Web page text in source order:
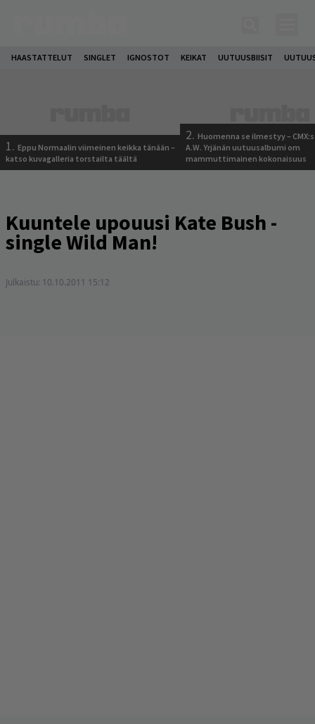
HAASTATTELUT SINGLET IGNOSTOT KEIKAT UUTUUSBIISIT
1. Eppu Normaalin viimeinen keikka tänään –
katso kuvagalleria torstailta täältä
2. Huomenna se ilmestyy –
A.W. Yrjänän uutuusalbumi om
mammuttimainen kokonaisuus
Kuuntele upouusi Kate Bush -
single Wild Man!
Julkaistu: 10.10.2011 15:12